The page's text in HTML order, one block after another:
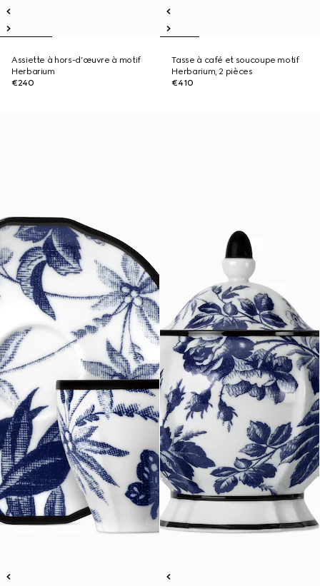
Assiette à hors-d’œuvre à motif
Herbarium
€240
Tasse à café et soucoupe motif
Herbarium, 2 pièces
€410